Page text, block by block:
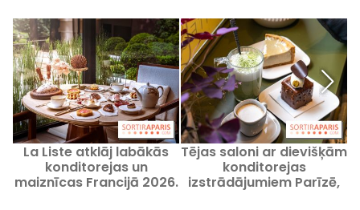
La Liste atklāj labākās
konditorejas un
maiznīcas Francijā 2026.
Tējas saloni ar dievišķām
konditorejas
izstrādājumiem Parīzē,